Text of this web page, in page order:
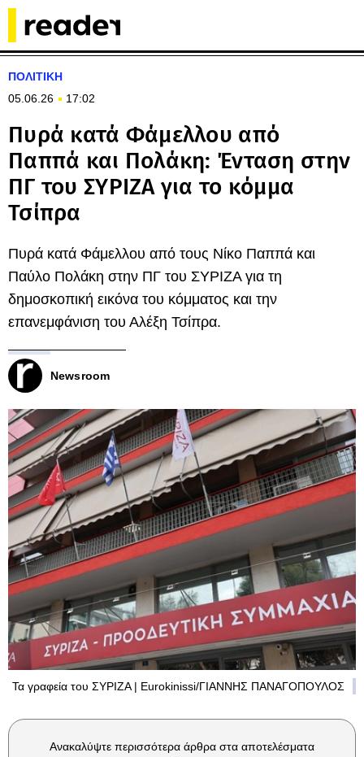
ΠΟΛΙΤΙΚΗ
05.06.26
17:02
Πυρά κατά Φάμελλου από
Παππά και Πολάκη: Ένταση στην
ΠΓ του ΣΥΡΙΖΑ για το κόμμα
Τσίπρα
Πυρά κατά Φάμελλου από τους Νίκο Παππά και
Παύλο Πολάκη στην ΠΓ του ΣΥΡΙΖΑ για τη
δημοσκοπική εικόνα του κόμματος και την
επανεμφάνιση του Αλέξη Τσίπρα.
Newsroom
Τα γραφεία του ΣΥΡΙΖΑ | Eurokinissi/ΓΙΑΝΝΗΣ ΠΑΝΑΓΟΠΟΥΛΟΣ
Ανακαλύψτε περισσότερα άρθρα στα αποτελέσματα